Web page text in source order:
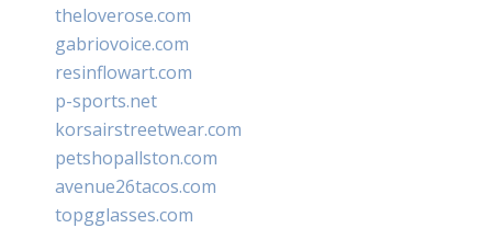
theloverose.com
gabriovoice.com
resinflowart.com
p-sports.net
korsairstreetwear.com
petshopallston.com
avenue26tacos.com
topgglasses.com